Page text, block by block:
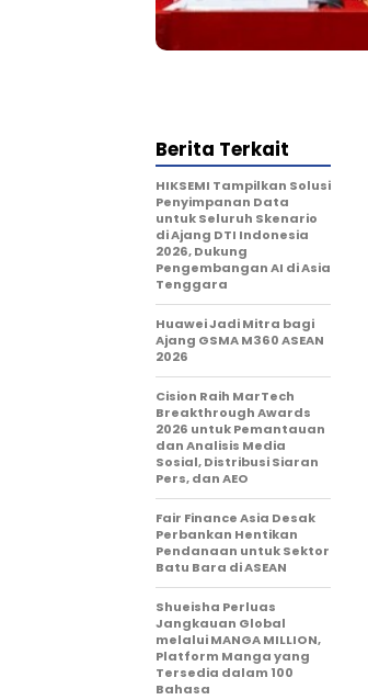
Berita Terkait
HIKSEMI Tampilkan Solusi
Penyimpanan Data
untuk Seluruh Skenario
di Ajang DTI Indonesia
2026, Dukung
Pengembangan AI di Asia
Tenggara
Huawei Jadi Mitra bagi
Ajang GSMA M360 ASEAN
2026
Cision Raih MarTech
Breakthrough Awards
2026 untuk Pemantauan
dan Analisis Media
Sosial, Distribusi Siaran
Pers, dan AEO
Fair Finance Asia Desak
Perbankan Hentikan
Pendanaan untuk Sektor
Batu Bara di ASEAN
Shueisha Perluas
Jangkauan Global
melalui MANGA MILLION,
Platform Manga yang
Tersedia dalam 100
Bahasa